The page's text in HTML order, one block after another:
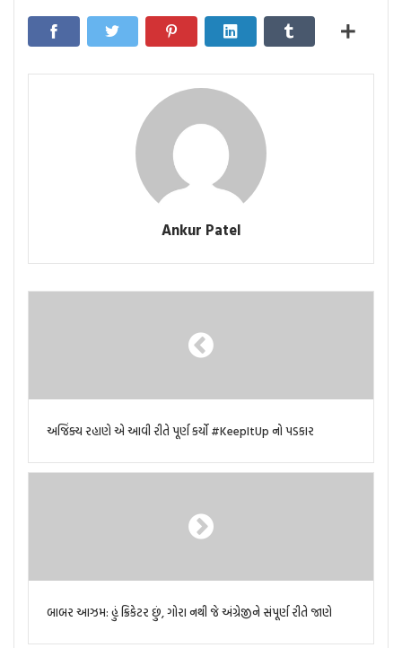
ક્રિકેટ
રમવું
દુલ્હન
Ankur Patel
અજિંક્ય રહાણે એ આવી રીતે પૂર્ણ કર્યો #KeepItUp નો પડકાર
બાબર આઝમ: હું ક્રિકેટર છું, ગોરા નથી જે અંગ્રેજીને સંપૂર્ણ રીતે જાણે